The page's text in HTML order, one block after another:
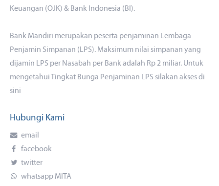
Keuangan (OJK) & Bank Indonesia (BI).
Bank Mandiri merupakan peserta penjaminan Lembaga
Penjamin Simpanan (LPS). Maksimum nilai simpanan yang
dijamin LPS per Nasabah per Bank adalah Rp 2 miliar. Untuk
mengetahui Tingkat Bunga Penjaminan LPS silakan aksesdi
sini
Hubungi Kami
email
facebook
twitter
whatsapp MITA